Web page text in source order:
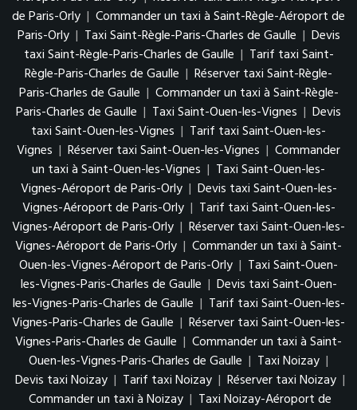
de Paris-Orly | Commander un taxi à Saint-Règle-Aéroport de
Paris-Orly | Taxi Saint-Règle-Paris-Charles de Gaulle | Devis
taxi Saint-Règle-Paris-Charles de Gaulle | Tarif taxi Saint-
Règle-Paris-Charles de Gaulle | Réserver taxi Saint-Règle-
Paris-Charles de Gaulle | Commander un taxi à Saint-Règle-
Paris-Charles de Gaulle | Taxi Saint-Ouen-les-Vignes | Devis
taxi Saint-Ouen-les-Vignes | Tarif taxi Saint-Ouen-les-
Vignes | Réserver taxi Saint-Ouen-les-Vignes | Commander
un taxi à Saint-Ouen-les-Vignes | Taxi Saint-Ouen-les-
Vignes-Aéroport de Paris-Orly | Devis taxi Saint-Ouen-les-
Vignes-Aéroport de Paris-Orly | Tarif taxi Saint-Ouen-les-
Vignes-Aéroport de Paris-Orly | Réserver taxi Saint-Ouen-les-
Vignes-Aéroport de Paris-Orly | Commander un taxi à Saint-
Ouen-les-Vignes-Aéroport de Paris-Orly | Taxi Saint-Ouen-
les-Vignes-Paris-Charles de Gaulle | Devis taxi Saint-Ouen-
les-Vignes-Paris-Charles de Gaulle | Tarif taxi Saint-Ouen-les-
Vignes-Paris-Charles de Gaulle | Réserver taxi Saint-Ouen-les-
Vignes-Paris-Charles de Gaulle | Commander un taxi à Saint-
Ouen-les-Vignes-Paris-Charles de Gaulle | Taxi Noizay |
Devis taxi Noizay | Tarif taxi Noizay | Réserver taxi Noizay |
Commander un taxi à Noizay | Taxi Noizay-Aéroport de